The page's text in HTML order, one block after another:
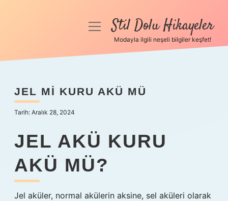
Anasayfa
Yasal Uyarı
menüyüStil Dolu Hikayeler
Modayla ilgili neşeli bilgiler keşfet!
JEL MI KURU AKÜ MÜ
Tarih: Aralık 28, 2024
JEL AKÜ KURU
AKÜ MÜ?
Jel aküler, normal akülerin aksine, sel aküleri olarak